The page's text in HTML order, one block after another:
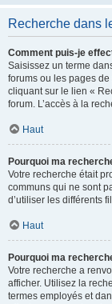
Recherche dans
Comment puis-je
Saisissez un terme
forums ou les pages
cliquant sur le lien «
forum. L’accès à la
Haut
Pourquoi ma
Votre recherche était
communs qui ne sont
d’utiliser les différents
Haut
Pourquoi ma
Votre recherche a
afficher. Utilisez la
termes employés et